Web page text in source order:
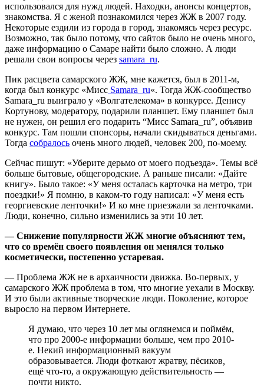
использовался для нужд людей. Находки, анонсы концертов,
знакомства. Я с женой познакомился через ЖЖ в 2007 году.
Некоторые ездили из города в город, знакомясь через ресурс.
Возможно, так было потому, что сайтов было не очень много,
даже информацию о Самаре найти было сложно. А люди
решали свои вопросы через samara_ru.
Пик расцвета самарского ЖЖ, мне кажется, был в 2011-м,
когда был конкурс «Мисс Samara_ru«. Тогда ЖЖ-сообщество
Samara_ru выиграло у «Волгателекома» в конкурсе. Денису
Кортунову, модератору, подарили планшет. Ему планшет был
не нужен, он решил его подарить “Мисс Samara_ru”, объявив
конкурс. Там пошли спонсоры, начали скидываться деньгами.
Тогда собралось очень много людей, человек 200, по-моему.
Сейчас пишут: «Уберите дерьмо от моего подъезда». Темы всё
больше бытовые, общегородские. А раньше писали: «Дайте
книгу». Было такое: «У меня осталась карточка на метро, три
поездки!» Я помню, в каком-то году написал: «У меня есть
георгиевские ленточки!» И ко мне приезжали за ленточками.
Люди, конечно, сильно изменились за эти 10 лет.
— Снижение популярности ЖЖ многие объясняют тем,
что со времён своего появления он менялся только
косметически, постепенно устаревая.
— Проблема ЖЖ не в архаичности движка. Во-первых, у
самарского ЖЖ проблема в том, что многие уехали в Москву.
И это были активные творческие люди. Поколение, которое
выросло на первом Интернете.
Я думаю, что через 10 лет мы оглянемся и поймём,
что про 2000-е информации больше, чем про 2010-
е. Некий информационный вакуум
образовывается. Люди фоткают жратву, пёсиков,
ещё что-то, а окружающую действительность —
почти никто.